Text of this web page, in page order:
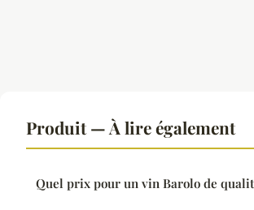
Produit — À lire également
Quel prix pour un vin Barolo de